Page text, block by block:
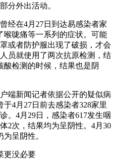
分外出活动。
经在4月27日到达易感染者家
喉咙痛等一系列的症状。可能
或者防护服出现了破损，才会
员就使用了两次抗原检测，结
酸检测的时候，结果也是阴
端新闻记者依据公开的疑似病
4月27日前去感染者328家里
。4月29日，感染者617发生咽
2次，结果均为呈阴性。4月30
呈阴性。
更没必要